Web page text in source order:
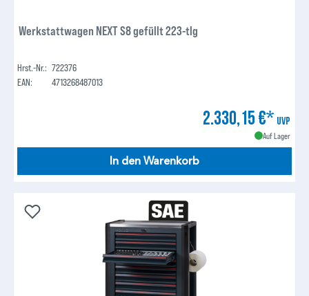
Werkstattwagen NEXT S8 gefüllt 223-tlg
Hrst.-Nr.: 722376
EAN:
4713268487013
2.330,15 €* UVP
Auf Lager
In den Warenkorb